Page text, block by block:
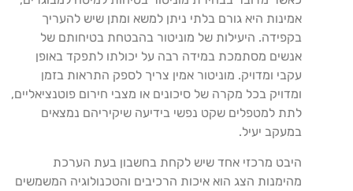
אמינות היא גורם בלתי ניתן למשא ומתן שיש להעריך
בקפידה. היעילות של מוניטור בהבטחת בטיחותם של
אנשים מסתמכת במידה רבה על יכולתו לתפקד באופן
עקבי ומדויק. מוניטור אמין צריך לספק התראות בזמן
ומדויק בכל מקרה של סיכונים או מצבי חירום פוטנציאליים,
לתת למטפלים שקט נפשי בידיעה שיקיריהם נמצאים
במעקב יעיל.
היבט מרכזי אחד שיש לקחת בחשבון בעת הערכת
מהימנות הצג הוא איכות הרכיבים והטכנולוגיה המשמשים